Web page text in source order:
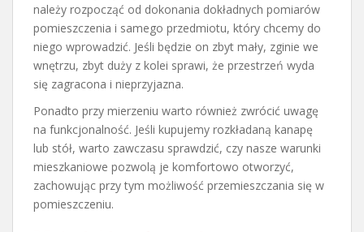
należy rozpocząć od dokonania dokładnych pomiarów
pomieszczenia i samego przedmiotu, który chcemy do
niego wprowadzić. Jeśli będzie on zbyt mały, zginie we
wnętrzu, zbyt duży z kolei sprawi, że przestrzeń wyda
się zagracona i nieprzyjazna.
Ponadto przy mierzeniu warto również zwrócić uwagę
na funkcjonalność. Jeśli kupujemy rozkładaną kanapę
lub stół, warto zawczasu sprawdzić, czy nasze warunki
mieszkaniowe pozwolą je komfortowo otworzyć,
zachowując przy tym możliwość przemieszczania się w
pomieszczeniu.